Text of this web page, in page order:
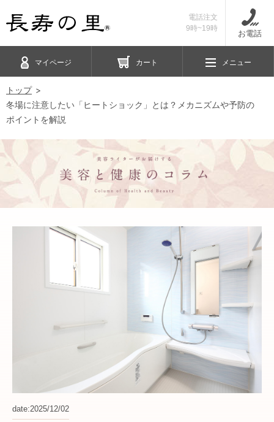
電話注文
9時~19時
お電話
マイページ カート メニュー
トップ
冬場に注意したい「ヒートショック」とは？メカニズムや予防の
ポイントを解説
date:2025/12/02